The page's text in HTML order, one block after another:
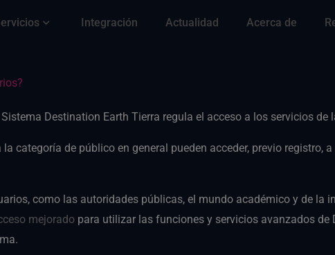
Integración Actualidad Acerca de
Destination Earth Tierra regula el acceso a los servicios de
categoría de público en general pueden acceder, previo registro,
como las autoridades públicas, el mundo académico y de la
mejorado para utilizar las funciones y servicios avanzados